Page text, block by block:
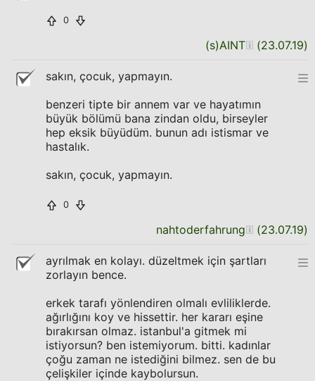
0
(s)AINT (23.07.19)
sakın, çocuk, yapmayın.
benzeri tipte bir annem var ve hayatımın
büyük bölümü bana zindan oldu, birseyler
hep eksik büyüdüm. bunun adı istismar ve
hastalık.
sakın, çocuk, yapmayın.
0
nahtoderfahrung (23.07.19)
ayrılmak en kolayı. düzeltmek için şartları
zorlayın bence.
erkek tarafı yönlendiren olmalı evliliklerde.
ağırlığını koy ve hissettir. her kararı eşine
bırakırsan olmaz. istanbul'a gitmek mi
istiyorsun? ben istemiyorum. bitti. kadınlar
çoğu zaman ne istediğini bilmez. sen de bu
çelişkiler içinde kaybolursun.